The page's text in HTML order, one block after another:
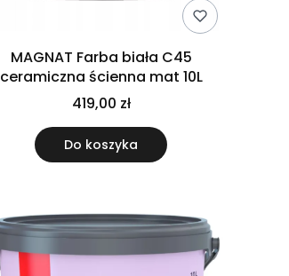
MAGNAT Farba biała C45
ceramiczna ścienna mat 10L
419,00 zł
Do koszyka